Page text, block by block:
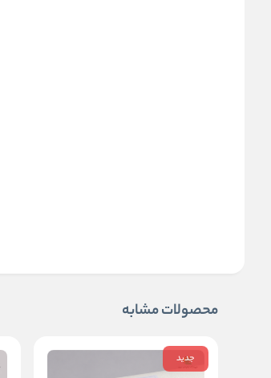
محصولات مشابه
جدید